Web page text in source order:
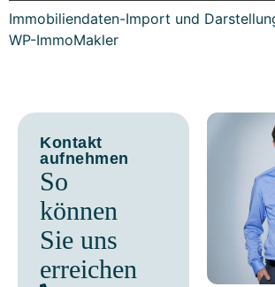
Immobiliendaten-Import und
WP-ImmoMakler
Kontakt
aufnehmen
So
können
Sie uns
erreichen